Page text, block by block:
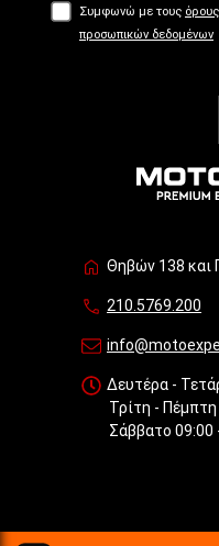
Συμφωνώ με τους
προσωπικών δεδομένων
Θηβών 138 και
210.5769.200
Δευτέρα -
Τρίτη -
Σάββατο 09:00